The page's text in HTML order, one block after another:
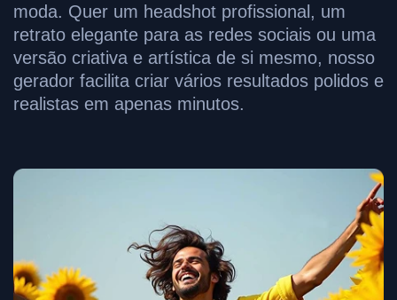
moda. Quer um headshot profissional, um
retrato elegante para as redes sociais ou uma
versão criativa e artística de si mesmo, nosso
gerador facilita criar vários resultados polidos e
realistas em apenas minutos.